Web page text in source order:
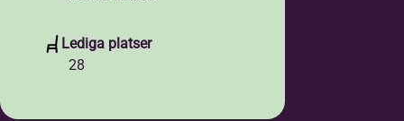
Lediga platser
28